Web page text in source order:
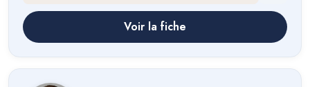
Voir la fiche